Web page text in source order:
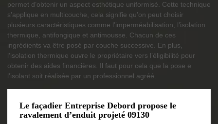
permet d’obtenir un aspect esthétique uniformisé. Cette technique
s’applique en multicouche, cela signifie qu’on peut choisir
plusieurs caractéristiques comme l’imperméabilisation, l’isolation
thermique, antifongique et antimousse. Chacun de ces
ingrédients va être posé par couche successive. En plus,
l’isolation thermique ouvre le propriétaire vers l’éligibilité pour
obtenir des aides financières. Il faut pour cela que la pose e
l’isolant soit réalisée par un professionnel agréé.
Le façadier Entreprise Debord propose le
ravalement d’enduit projeté 09130